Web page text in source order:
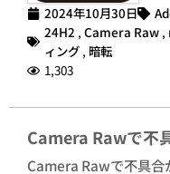
2024年10月30日
24H2 , Camera Raw ,
ィング , 暗転
1,303
Camera Rawで不
Camera Rawで不具合